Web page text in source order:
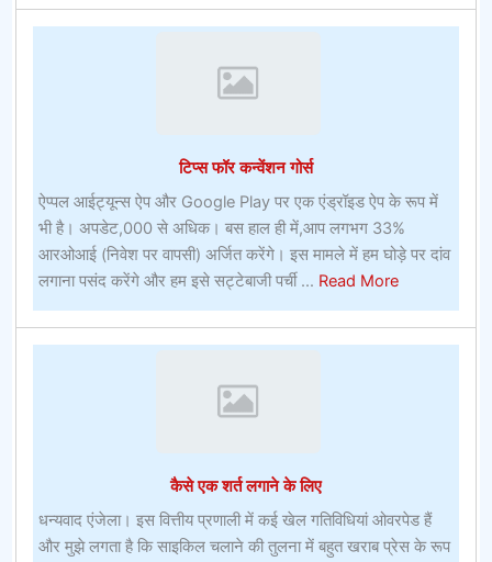
बनाम
जानवर
के
चूहे
टिप्स फॉर कन्वेंशन गोर्स
ऐप्पल आईट्यून्स ऐप और Google Play पर एक एंड्रॉइड ऐप के रूप में
भी है। अपडेट,000 से अधिक। बस हाल ही में,आप लगभग 33%
आरओआई (निवेश पर वापसी) अर्जित करेंगे। इस मामले में हम घोड़े पर दांव
लगाना पसंद करेंगे और हम इसे सट्टेबाजी पर्ची ... Read Moreabout
टिप्स
फॉर
कैसे एक शर्त लगाने के लिए
धन्यवाद एंजेला। इस वित्तीय प्रणाली में कई खेल गतिविधियां ओवरपेड हैं
और मुझे लगता है कि साइकिल चलाने की तुलना में बहुत खराब प्रेस के रूप